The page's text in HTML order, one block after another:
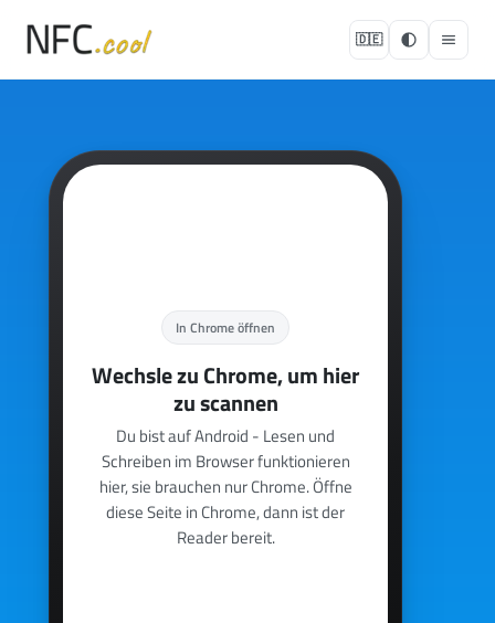
🇩🇪
In Chrome öffnen
Wechsle zu Chrome, um hier
zu scannen
Du bist auf Android - Lesen und
Schreiben im Browser funktionieren
hier, sie brauchen nur Chrome. Öffne
diese Seite in Chrome, dann ist der
Reader bereit.